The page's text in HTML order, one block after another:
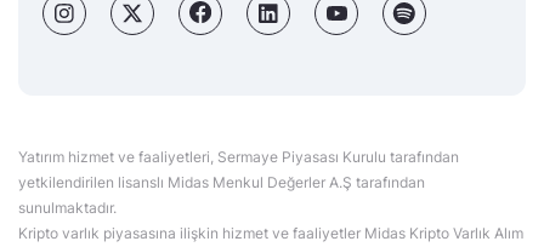
Yatırım hizmet ve faaliyetleri, Sermaye Piyasası Kurulu tarafından
yetkilendirilen lisanslı Midas Menkul Değerler A.Ş tarafından
sunulmaktadır.
Kripto varlık piyasasına ilişkin hizmet ve faaliyetler Midas Kripto Varlık Alım